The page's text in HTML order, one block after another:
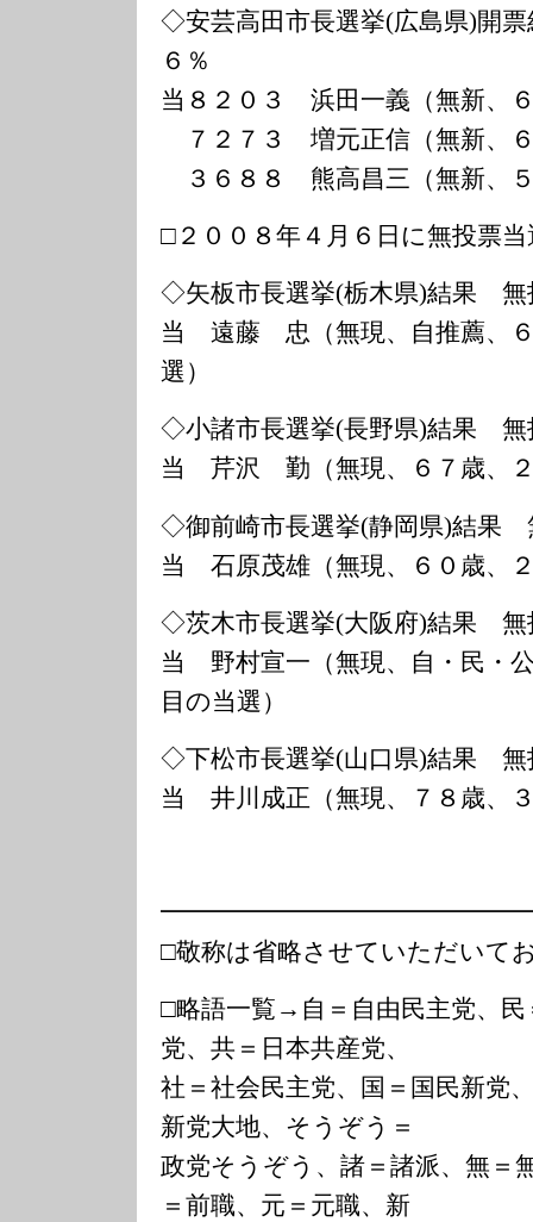
◇安芸高田市長選挙(広島県)開
６％
当８２０３ 浜田一義（無新、
７２７３ 増元正信（無新、
３６８８ 熊高昌三（無新、
□２００８年４月６日に無投票
◇矢板市長選挙(栃木県)結果 無
当 遠藤 忠（無現、自推薦、
選）
◇小諸市長選挙(長野県)結果 無
当 芹沢 勤（無現、６７歳、
◇御前崎市長選挙(静岡県)結果
当 石原茂雄（無現、６０歳、
◇茨木市長選挙(大阪府)結果 無
当 野村宣一（無現、自・民・
目の当選）
◇下松市長選挙(山口県)結果 無
当 井川成正（無現、７８歳、
□敬称は省略させていただいて
□略語一覧→自＝自由民主党、民
党、共＝日本共産党、
社＝社会民主党、国＝国民新党
新党大地、そうぞう＝
政党そうぞう、諸＝諸派、無＝
＝前職、元＝元職、新